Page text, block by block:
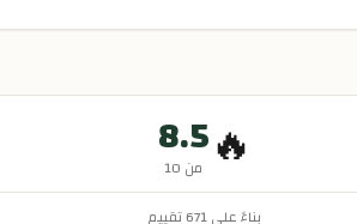
🔥
8.5
من 10
بناءً على671تقييم